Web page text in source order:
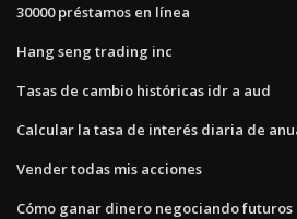
30000 préstamos en línea
Hang seng trading inc
Tasas de cambio históricas idr a aud
Calcular la tasa de interés diaria de
Vender todas mis acciones
Cómo ganar dinero negociando